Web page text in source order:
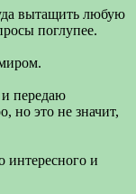
вытащить любую
поглупее.
и передаю
но это не значит,
интересного и